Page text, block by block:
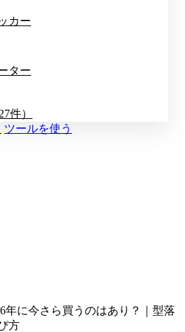
カー
ター
件）
ツールを使う
年に今さら買うのはあり？｜型落
方